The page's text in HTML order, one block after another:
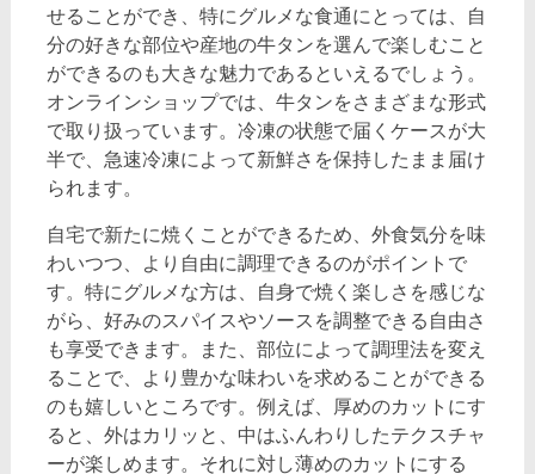
せることができ、特にグルメな食通にとっては、自
分の好きな部位や産地の牛タンを選んで楽しむこと
ができるのも大きな魅力であるといえるでしょう。
オンラインショップでは、牛タンをさまざまな形式
で取り扱っています。冷凍の状態で届くケースが大
半で、急速冷凍によって新鮮さを保持したまま届け
られます。
自宅で新たに焼くことができるため、外食気分を味
わいつつ、より自由に調理できるのがポイントで
す。特にグルメな方は、自身で焼く楽しさを感じな
がら、好みのスパイスやソースを調整できる自由さ
も享受できます。また、部位によって調理法を変え
ることで、より豊かな味わいを求めることができる
のも嬉しいところです。例えば、厚めのカットにす
ると、外はカリッと、中はふんわりしたテクスチャ
ーが楽しめます。それに対し薄めのカットにする